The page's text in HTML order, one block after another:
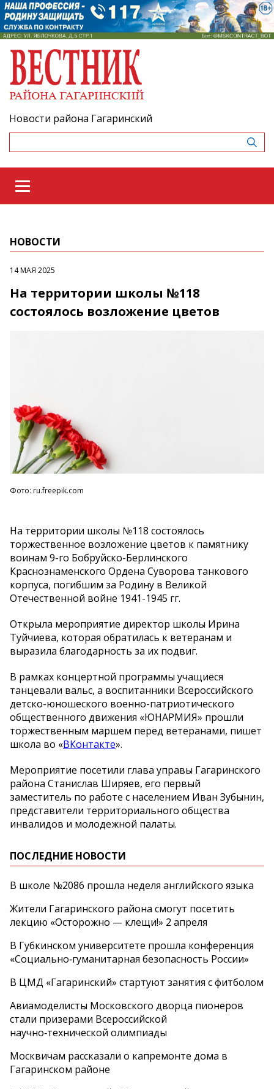
Новости района Гагаринский
НОВОСТИ
14 МАЯ 2025
На территории школы №118
состоялось возложение цветов
Фото: ru.freepik.com
На территории школы №118 состоялось
торжественное возложение цветов к памятнику
воинам 9-го Бобруйско-Берлинского
Краснознаменского Ордена Суворова танкового
корпуса, погибшим за Родину в Великой
Отечественной войне 1941-1945 гг.
Открыла мероприятие директор школы Ирина
Туйчиева, которая обратилась к ветеранам и
выразила благодарность за их подвиг.
В рамках концертной программы учащиеся
танцевали вальс, а воспитанники Всероссийского
детско-юношеского военно-патриотического
общественного движения «ЮНАРМИЯ» прошли
торжественным маршем перед ветеранами, пишет
школа во «ВКонтакте».
Мероприятие посетили глава управы Гагаринского
района Станислав Ширяев, его первый
заместитель по работе с населением Иван Зубынин,
представители территориального общества
инвалидов и молодежной палаты.
ПОСЛЕДНИЕ НОВОСТИ
В школе №2086 прошла неделя английского языка
Жители Гагаринского района смогут посетить
лекцию «Осторожно — клещи!» 2 апреля
В Губкинском университете прошла конференция
«Социально‑гуманитарная безопасность России»
В ЦМД «Гагаринский» стартуют занятия с фитболом
Авиамоделисты Московского дворца пионеров
стали призерами Всероссийской
научно‑технической олимпиады
Москвичам рассказали о капремонте дома в
Гагаринском районе